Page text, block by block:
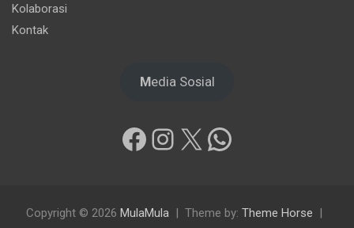
Kolaborasi
Kontak
Media Sosial
Facebook
Instagram
X WhatsApp
Copyright © 2026 MulaMula Theme by: Theme Horse